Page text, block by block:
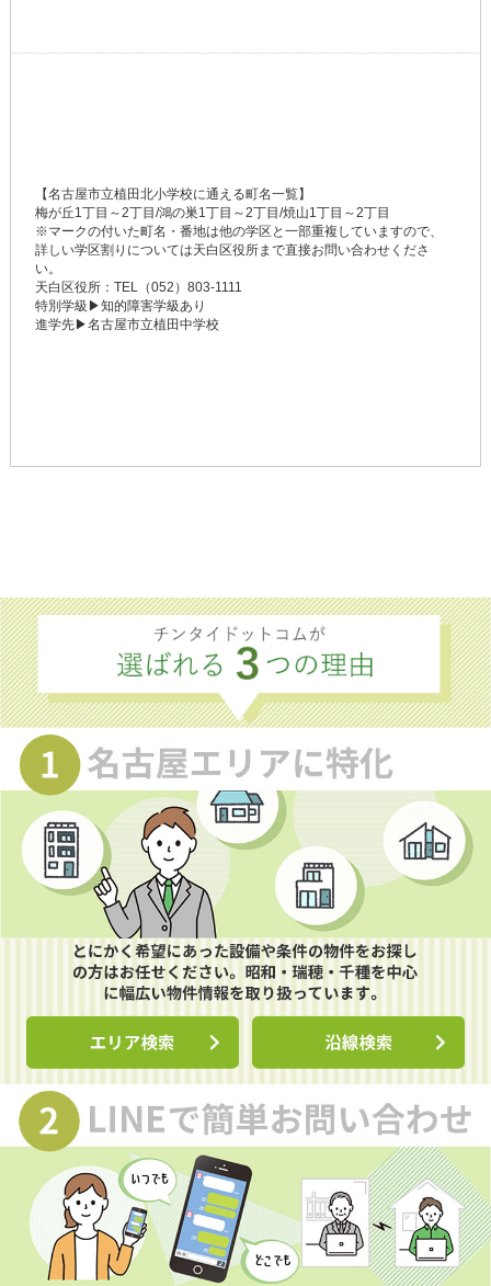
【名古屋市立植田北小学校に通える町名一覧】
梅が丘1丁目～2丁目/鴻の巣1丁目～2丁目/焼山1丁目～2丁目
※マークの付いた町名・番地は他の学区と一部重複していますので、
詳しい学区割りについては天白区役所まで直接お問い合わせくださ
い。
天白区役所：TEL（052）803-1111
特別学級▶知的障害学級あり
進学先▶名古屋市立植田中学校